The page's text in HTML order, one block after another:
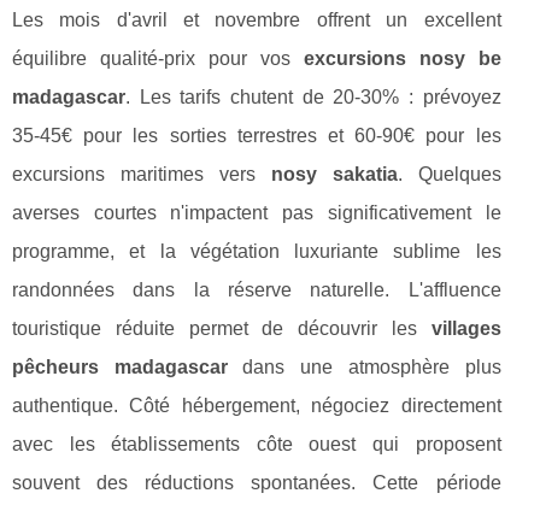
Les mois d'avril et novembre offrent un excellent
équilibre qualité-prix pour vos excursions nosy be
madagascar. Les tarifs chutent de 20-30% : prévoyez
35-45€ pour les sorties terrestres et 60-90€ pour les
excursions maritimes vers nosy sakatia. Quelques
averses courtes n'impactent pas significativement le
programme, et la végétation luxuriante sublime les
randonnées dans la réserve naturelle. L'affluence
touristique réduite permet de découvrir les villages
pêcheurs madagascardans une atmosphère plus
authentique. Côté hébergement, négociez directement
avec les établissements côte ouest qui proposent
souvent des réductions spontanées. Cette période